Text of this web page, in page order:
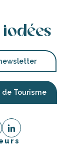
Tourisme